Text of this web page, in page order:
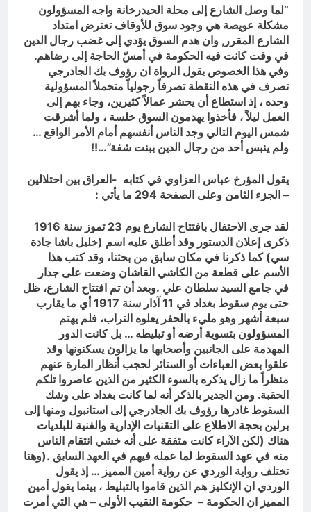
“لما وصل الشارع إلى محلة الحيدرخانة واجه المسؤولون
مشكلة عويصة هي وجود سوق للأوقاف تعترض امتداد
الشارع المقرر, وان هدم السوق يؤدي إلى غضب رجال الدين
في وقت كانت فيه الحكومة في أمسّ الحاجة إلى رضاهم.
وفي هذا الخصوص يقول الرواة ان رؤوف بك الجادرجي
تصرف في هذه النقطة تصرفاً رجولياً متحملاً المسؤولية
وحده ، إذ استطاع أن يحشر عمالاً كثيرين، وجاء بهم إلى
العمل ليلاً ، فأخذوا يهدمون السوق خلسة ، ولما أشرقت
شمس اليوم التالي وجد الناس أنفسهم أمام الأمر الواقع …
ولم ينبس أحد من رجال الدين ببنت شفة”…!!
يقول المؤرخ عباس العزاوي في كتابه -العراق بين احتلالين
– الجزء الثامن وعلى الصفحة 294 ما يأتي :
لقد جرى الاحتفال بافتتاح الشارع يوم 23 تموز سنة 1916
ذكرى إعلان الدستور وقد أطلق عليه اسم (خليل باشا جادة
سي) كما ذكرنا في مكان سابق من بحثنا، وقد كتب هذا
الأسم على قطعة من الكاشي القاشان وضعت على جدار
في جامع السيد سلطان علي .وبعد أن تم افتتاح الشارع، ظل
حتى يوم سقوط بغداد في 11 آذار سنة 1917 أي ما يقارب
سبعة أشهر وهو مليء بالحفر يعلوه التراب، فلم يهتم
المسؤولون بتسوية أرضه أو تبليطه … بل كانت الدور
المهدمة على الجانبين وأصحابها ما يزالون يسكنونها وقد
علقوا بعض العباءات أو الستائر لحجب أنظار المارة عنهم
منظراً ما زال يذكره بالسوء الكثير من الذين عاصروا تلكم
الحقبة. ومن الجدير بالذكر أنه لما كانت بغداد على وشك
السقوط غادرها رؤوف بك الجادرجي إلى استانبول ومنها إلى
برلين بحجة الاطلاع على التقنيات الإدارية والفنية للبلديات
هناك (لكن الآراء كانت متفقة على أنه خشي انتقام الناس
منه في عهد السقوط لما عمله فيهم في العهد السابق .(وهنا
تختلف رواية الوردي عن رواية أمين المميز … إذ يقول
الوردي ان الإنكليز هم الذين قاموا بالتبليط ، بينما يقول أمين
المميز ان الحكومة – حكومة النقيب الأولى – هي التي أمرت